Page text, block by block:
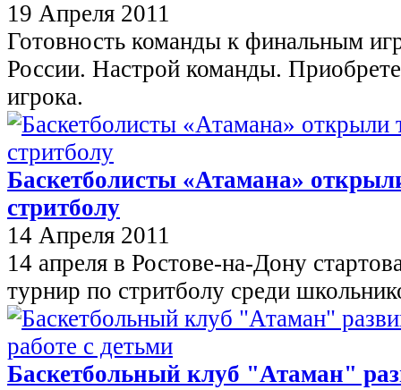
19 Апреля 2011
Готовность команды к финальным
России. Настрой команды.
игрока.
Баскетболисты «Атамана»
стритболу
14 Апреля 2011
14 апреля в Ростове-на-Дону
турнир по стритболу среди
Баскетбольный клуб "Атаман"